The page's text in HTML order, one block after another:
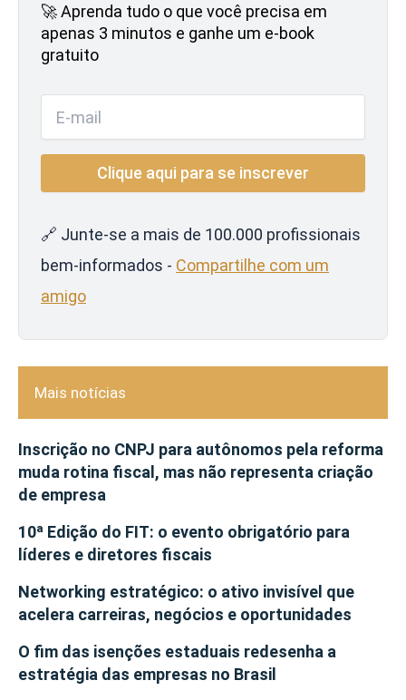
🚀 Aprenda tudo o que você precisa em
apenas 3 minutos e ganhe um e-book
gratuito
🔗 Junte-se a mais de 100.000 profissionais
bem-informados - Compartilhe com um
amigo
Mais notícias
Inscrição no CNPJ para autônomos pela reforma
muda rotina fiscal, mas não representa criação
de empresa
10ª Edição do FIT: o evento obrigatório para
líderes e diretores fiscais
Networking estratégico: o ativo invisível que
acelera carreiras, negócios e oportunidades
O fim das isenções estaduais redesenha a
estratégia das empresas no Brasil